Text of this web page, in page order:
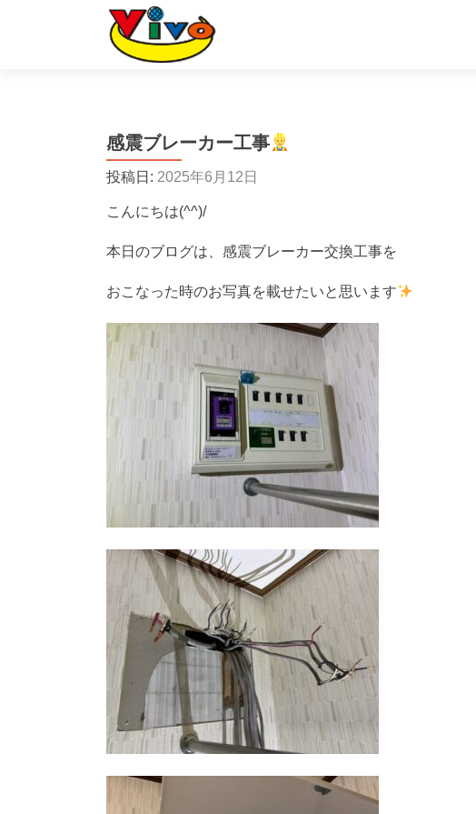
感震ブレーカー工事
投稿日: 2025年6月12日
こんにちは(^^)/
本日のブログは、感震ブレーカー交換工事を
おこなった時のお写真を載せたいと思います